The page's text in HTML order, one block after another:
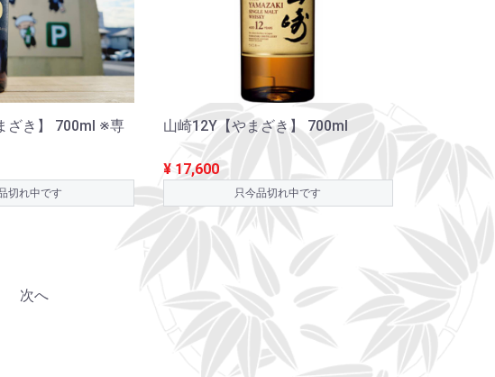
ざき】 700ml ※専
切れ中です
山崎12Y【やまざき】 700ml
¥ 17,600
只今品切れ中です
次へ